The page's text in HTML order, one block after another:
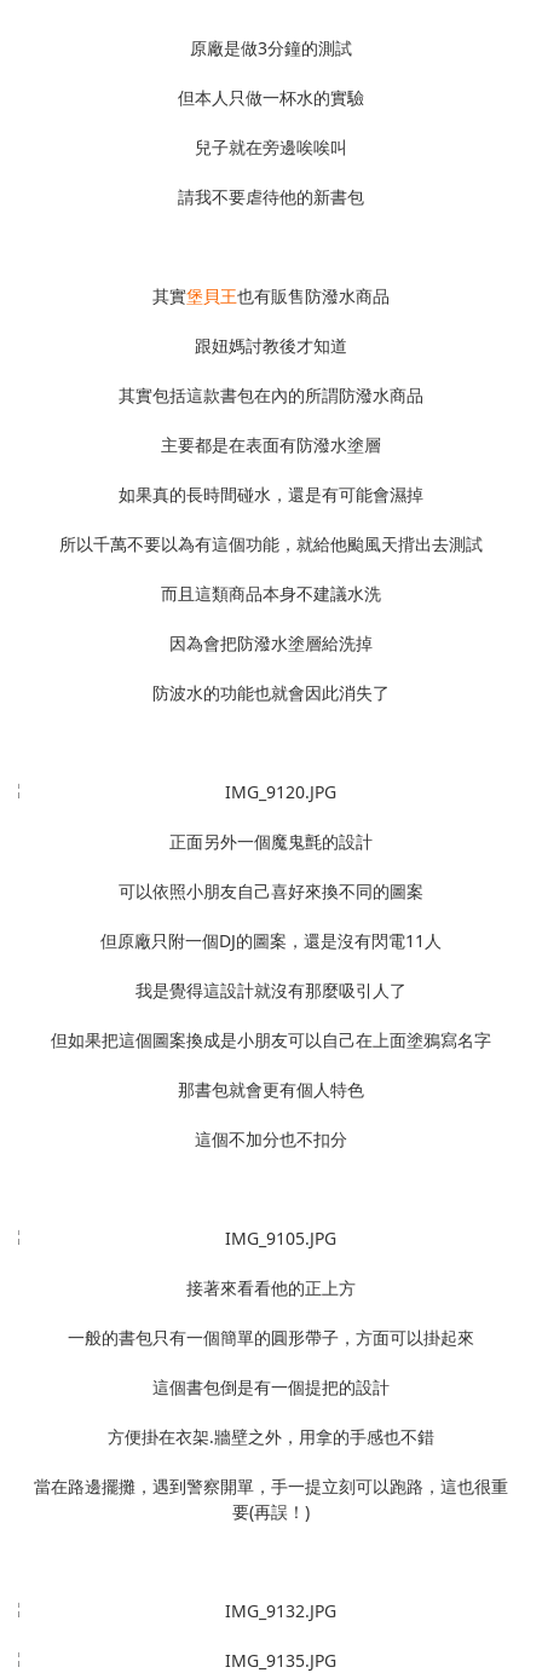
原廠是做3分鐘的測試
但本人只做一杯水的實驗
兒子就在旁邊唉唉叫
請我不要虐待他的新書包
其實堡貝王也有販售防潑水商品
跟妞媽討教後才知道
其實包括這款書包在內的所謂防潑水商品
主要都是在表面有防潑水塗層
如果真的長時間碰水，還是有可能會濕掉
所以千萬不要以為有這個功能，就給他颱風天揹出去測試
而且這類商品本身不建議水洗
因為會把防潑水塗層給洗掉
防波水的功能也就會因此消失了
正面另外一個魔鬼氈的設計
可以依照小朋友自己喜好來換不同的圖案
但原廠只附一個DJ的圖案，還是沒有閃電11人
我是覺得這設計就沒有那麼吸引人了
但如果把這個圖案換成是小朋友可以自己在上面塗鴉寫名字
那書包就會更有個人特色
這個不加分也不扣分
接著來看看他的正上方
一般的書包只有一個簡單的圓形帶子，方面可以掛起來
這個書包倒是有一個提把的設計
方便掛在衣架.牆壁之外，用拿的手感也不錯
當在路邊擺攤，遇到警察開單，手一提立刻可以跑路，這也很重
要(再誤！)